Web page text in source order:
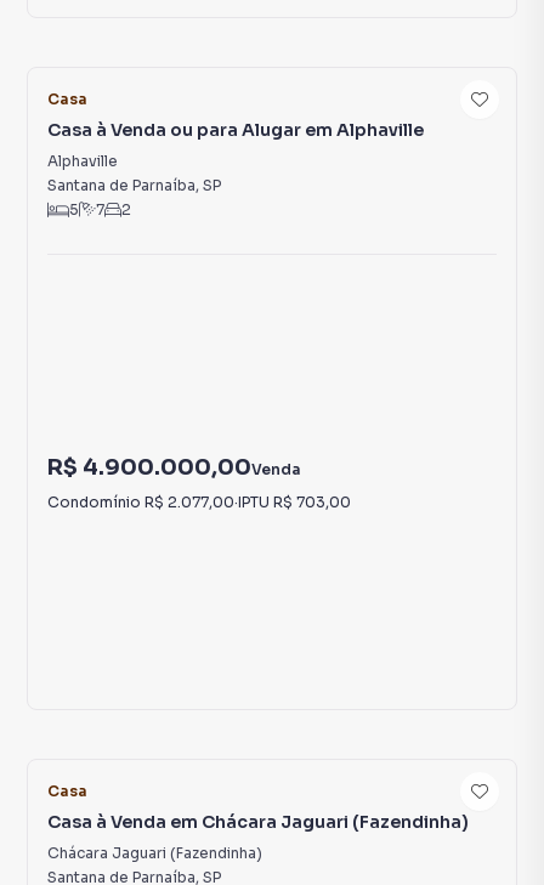
Casa
Casa à Venda ou para Alugar em Alphaville
Alphaville
Santana de Parnaíba, SP
5
7 2
R$ 4.900.000,00Venda
Condomínio R$ 2.077,00·IPTU R$ 703,00
Casa
Casa à Venda em Chácara Jaguari (Fazendinha)
Chácara Jaguari (Fazendinha)
Santana de Parnaíba, SP